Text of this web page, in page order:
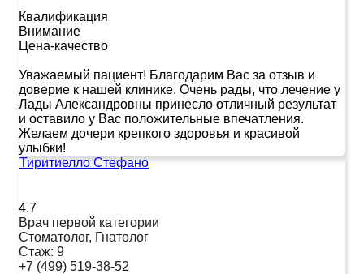
Квалификация
Внимание
Цена-качество
Уважаемый пациент! Благодарим Вас за отзыв и
доверие к нашей клинике. Очень рады, что лечение у
Лады Александровны принесло отличный результат
и оставило у Вас положительные впечатления.
Желаем дочери крепкого здоровья и красивой
улыбки!
Тиритиелло Стефано
4.7
Врач первой категории
Стоматолог, Гнатолог
Стаж: 9
+7 (499) 519-38-52